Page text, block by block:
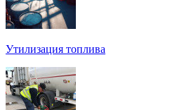
Утилизация топлива